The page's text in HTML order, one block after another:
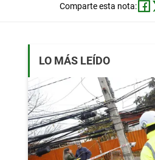
Comparte esta nota:
LO MÁS LEÍDO